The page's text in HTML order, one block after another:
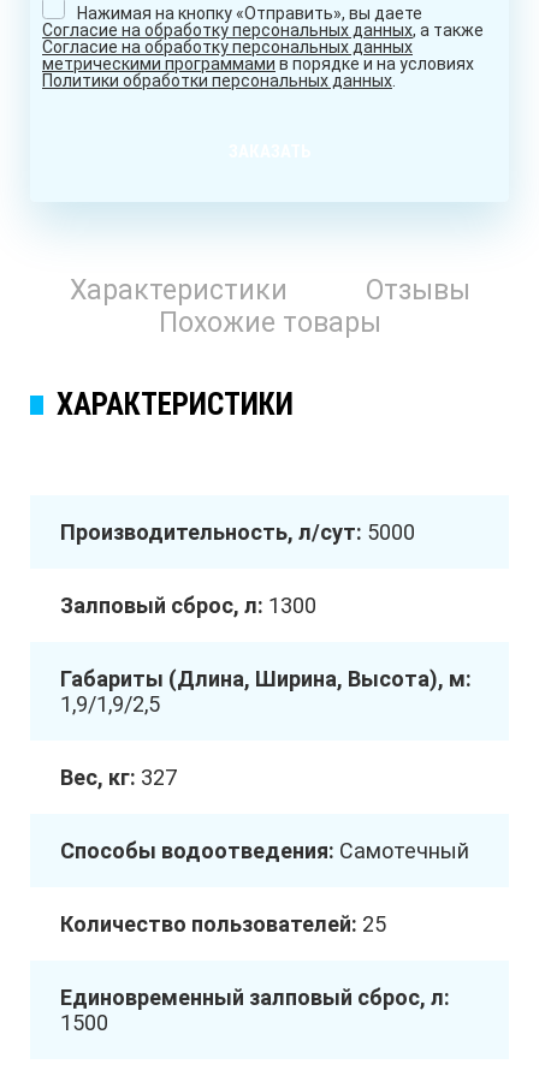
Нажимая на кнопку «Отправить», вы даете
Согласие на обработку персональных данных, а также
Согласие на обработку персональных данных
метрическими программами в порядке и на условиях
Политики обработки персональных данных
Характеристики
Отзывы
Похожие товары
ХАРАКТЕРИСТИКИ
Производительность, л/сут: 5000
Залповый сброс, л: 1300
Габариты (Длина, Ширина, Высота), м:
1,9/1,9/2,5
Вес, кг: 327
Способы водоотведения: Самотечный
Количество пользователей: 25
Единовременный залповый сброс, л:
1500